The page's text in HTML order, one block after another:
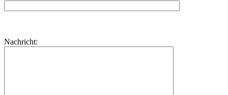
dieses
lasse
Nachricht: